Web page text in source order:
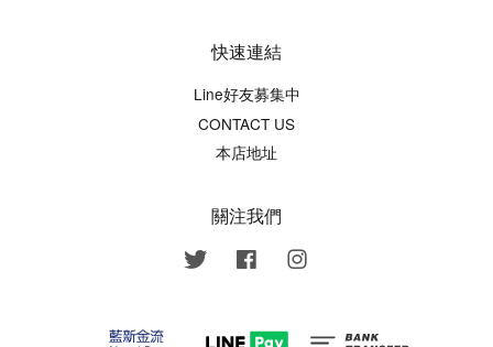
快速連結
Line好友募集中
CONTACT US
本店地址
關注我們
Twitter Facebook